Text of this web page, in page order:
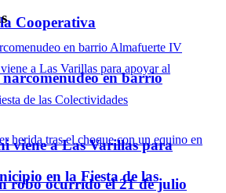
Cooperativa
viene a Las Varillas para
en la Fiesta de las
en barrio
robo ocurrido el 21 de julio